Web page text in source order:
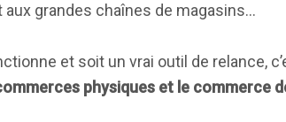
grandes chaînes de magasins…
et soit un vrai outil de relance,
physiques et le commerce